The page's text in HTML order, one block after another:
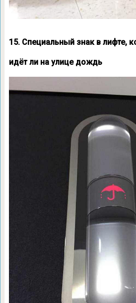
15. Специальный знак в лифте,
идёт ли на улице дождь